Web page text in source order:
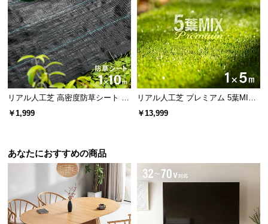
リアル人工芝 高密度防草シート 1×
10m
￥1,999
リアル人工芝 プレミアム 5葉MI
X・質感をさらに追求 芝丈38mm 1
￥13,999
あなたにおすすめの商品